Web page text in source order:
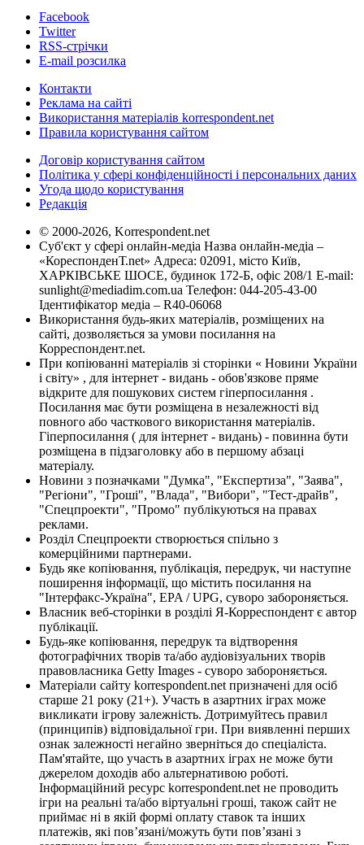
Facebook
Twitter
RSS-стрічки
E-mail розсилка
Контакти
Реклама на сайті
Використання матеріалів korrespondent.net
Правила користування сайтом
Договір користування сайтом
Політика у сфері конфіденційності і персональних даних
Угода щодо користування
Редакція
© 2000-2026, Korrespondent.net
Суб'єкт у сфері онлайн-медіа Назва онлайн-медіа –
«КореспонденТ.net» Адреса: 02091, місто Київ,
ХАРКІВСЬКЕ ШОСЕ, будинок 172-Б, офіс 208/1 E-mail:
sunlight@mediadim.com.ua Телефон: 044-205-43-00
Ідентифікатор медіа – R40-06068
Використання будь-яких матеріалів, розміщених на
сайті, дозволяється за умови посилання на
Корреспондент.net.
При копіюванні матеріалів зі сторінки « Новини України
і світу» , для інтернет - видань - обов'язкове пряме
відкрите для пошукових систем гіперпосилання .
Посилання має бути розміщена в незалежності від
повного або часткового використання матеріалів.
Гіперпосилання ( для інтернет - видань) - повинна бути
розміщена в підзаголовку або в першому абзаці
матеріалу.
Новини з позначками "Думка", "Експертиза", "Заява",
"Регіони", "Гроші", "Влада", "Вибори", "Тест-драйв",
"Спецпроекти", "Промо" публікуються на правах
реклами.
Розділ Спецпроекти створюється спільно з
комерційними партнерами.
Будь яке копіювання, публікація, передрук, чи наступне
поширення інформації, що містить посилання на
"Інтерфакс-Україна", EPA / UPG, суворо забороняється.
Власник веб-сторінки в розділі Я-Корреспондент є автор
публікації.
Будь-яке копіювання, передрук та відтворення
фотографічних творів та/або аудіовізуальних творів
правовласника Getty Images - суворо забороняється.
Матеріали сайту korrespondent.net призначені для осіб
старше 21 року (21+). Участь в азартних іграх може
викликати ігрову залежність. Дотримуйтесь правил
(принципів) відповідальної гри. При виявленні перших
ознак залежності негайно зверніться до спеціаліста.
Пам'ятайте, що участь в азартних іграх не може бути
джерелом доходів або альтернативою роботі.
Інформаційний ресурс korrespondent.net не проводить
ігри на реальні та/або віртуальні гроші, також сайт не
приймає ні в якій формі оплату ставок та інших
платежів, які пов’язані/можуть бути пов’язані з